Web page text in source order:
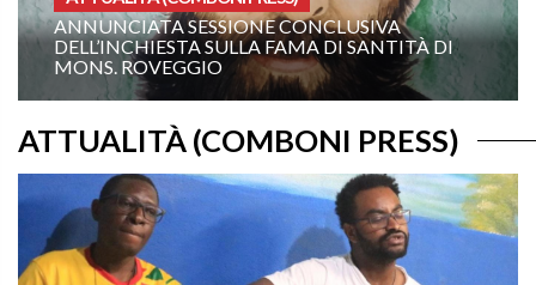
ANNUNCIATA SESSIONE CONCLUSIVA
DELL’INCHIESTA SULLA FAMA DI SANTITÀ DI
MONS. ROVEGGIO
ATTUALITÀ (COMBONI PRESS)